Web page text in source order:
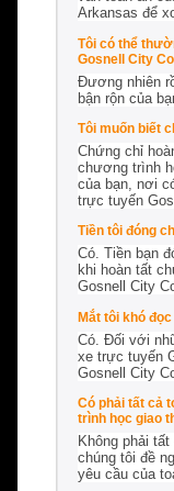
Arkansas để
Tôi có thể
Gosnell City
Đương nhiên
bận rộn của
Tôi muốn biết
Chứng chỉ
chương trình
của bạn, nơi
trực tuyến
Tiền tôi đóng
Có. Tiền bạn
khi hoàn tất
Gosnell City
Mắt tôi khó
Có. Đối với
xe trực tuyến
Gosnell City
Có phải tất cả
trình học giao
Không phải
chúng tôi đề
yêu cầu của